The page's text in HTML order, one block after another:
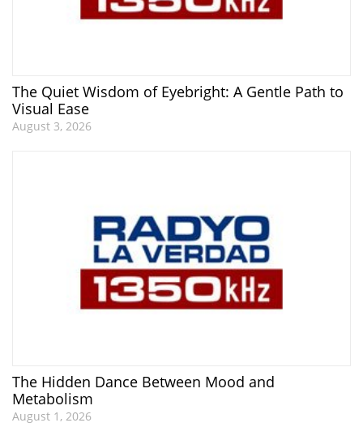
The Quiet Wisdom of Eyebright: A Gentle Path to
Visual Ease
August 3, 2026
The Hidden Dance Between Mood and
Metabolism
August 1, 2026